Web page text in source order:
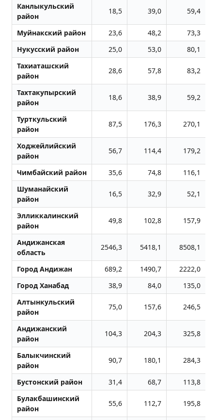
Канлыкульский
район
18,5 39,0 59,4
Муйнакский район 23,6 48,2
73,3
Нукусский район
25,0 53,0
80,1
Тахиаташский
район
28,6 57,8 83,2
Тахтакупырский
район
18,6 38,9 59,2
Турткульский
район
87,5 176,3 270,1
Ходжейлийский
район
56,7 114,4 179,2
Чимбайский район 35,6 74,8
116,1
Шуманайский
район
16,5 32,9 52,1
Элликкалинский
район
49,8 102,8 157,9
Андижанская
область
2546,3 5418,1 8508,1
Город Андижан 689,2 1490,7
2222,0
Город Ханабад
38,9 84,0
135,0
Алтынкульский
район
75,0 157,6 246,5
Андижанский
район
104,3 204,3 325,8
Балыкчинский
район
90,7 180,1 284,3
Бустонский район 31,4 68,7
113,8
Булакбашинский
район
55,6 112,7 195,8